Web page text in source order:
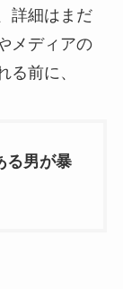
詳細はまだ
メディアの
る前に、
る男が暴